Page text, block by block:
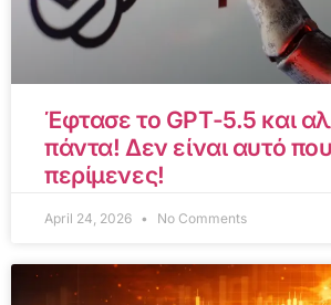
Έφτασε το GPT-5.5 και
πάντα! Δεν είναι αυτό που
περίμενες!
April 24, 2026 No Comments